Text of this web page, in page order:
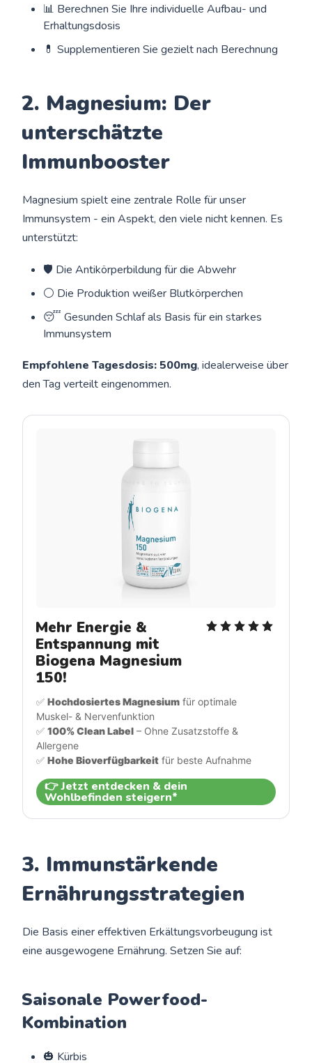
📊 Berechnen Sie Ihre individuelle Aufbau- und
Erhaltungsdosis
💊 Supplementieren Sie gezielt nach Berechnung
2. Magnesium: Der
unterschätzte
Immunbooster
Magnesium spielt eine zentrale Rolle für unser
Immunsystem - ein Aspekt, den viele nicht kennen. Es
unterstützt:
🛡️ Die Antikörperbildung für die Abwehr
⚪ Die Produktion weißer Blutkörperchen
😴 Gesunden Schlaf als Basis für ein starkes
Immunsystem
Empfohlene Tagesdosis: 500mg, idealerweise über
den Tag verteilt eingenommen.
Mehr Energie &
Entspannung mit
Biogena Magnesium
150!
✅ Hochdosiertes Magnesium für optimale
Muskel- & Nervenfunktion
✅ 100% Clean Label – Ohne Zusatzstoffe &
Allergene
✅ Hohe Bioverfügbarkeit für beste Aufnahme
👉 Jetzt entdecken & dein
Wohlbefinden steigern*
3. Immunstärkende
Ernährungsstrategien
Die Basis einer effektiven Erkältungsvorbeugung ist
eine ausgewogene Ernährung. Setzen Sie auf:
Saisonale Powerfood-
Kombination
🎃 Kürbis